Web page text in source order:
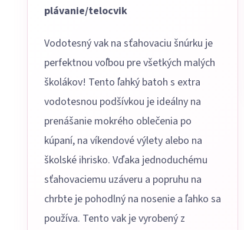
plávanie/telocvik
Vodotesný vak na sťahovaciu šnúrku je
perfektnou voľbou pre všetkých malých
školákov! Tento ľahký batoh s extra
vodotesnou podšívkou je ideálny na
prenášanie mokrého oblečenia po
kúpaní, na víkendové výlety alebo na
školské ihrisko. Vďaka jednoduchému
sťahovaciemu uzáveru a popruhu na
chrbte je pohodlný na nosenie a ľahko sa
používa. Tento vak je vyrobený z